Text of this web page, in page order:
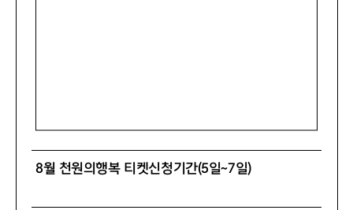
8월 천원의행복 티켓신청기간(5일~7일)